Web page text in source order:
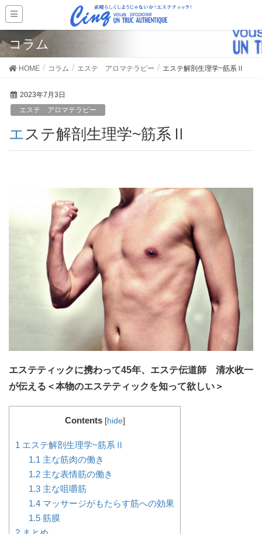
コラム
HOME コラム エステ アロマテラピー エステ解剖生理学~筋系Ⅱ
2023年7月3日
エステ アロマテラピー
エステ解剖生理学~筋系Ⅱ
エステティックに携わって45年、エステ伝道師 清水收一
が伝える＜本物のエステティックを知って欲しい＞
Contents [hide]
1 エステ解剖生理学~筋系Ⅱ
1.1 主な筋肉の働き
1.2主な表情筋の働き
1.3主な咀嚼筋
1.4マッサージがもたらす筋への効果
1.5筋膜